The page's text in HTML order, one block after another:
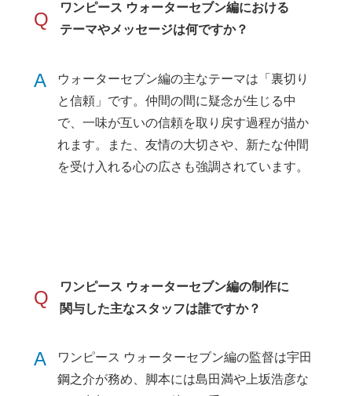
Q
ワンピース ウォーターセブン編における
テーマやメッセージは何ですか？
A
ウォーターセブン編の主なテーマは「裏切り
と信頼」です。仲間の間に疑念が生じる中
で、一味が互いの信頼を取り戻す過程が描か
れます。また、友情の大切さや、新たな仲間
を受け入れる心の広さも強調されています。
Q
ワンピース ウォーターセブン編の制作に
関与した主なスタッフは誰ですか？
A
ワンピース ウォーターセブン編の監督は宇田
鋼之介が務め、脚本には島田満や上坂浩彦な